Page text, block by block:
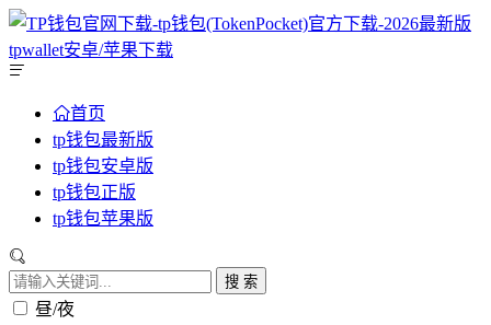
首页
tp钱包最新版
tp钱包安卓版
tp钱包正版
tp钱包苹果版
搜 索
昼/夜